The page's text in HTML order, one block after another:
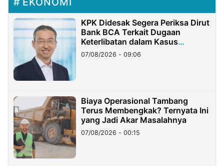
KPK Didesak Segera Periksa Dirut
Bank BCA Terkait Dugaan
Keterlibatan dalam Kasus
Hilangnya Dana Nasabah Rp2,58
Miliar
07/08/2026 - 09:06
Biaya Operasional Tambang
Terus Membengkak? Ternyata Ini
yang Jadi Akar Masalahnya
07/08/2026 - 00:15